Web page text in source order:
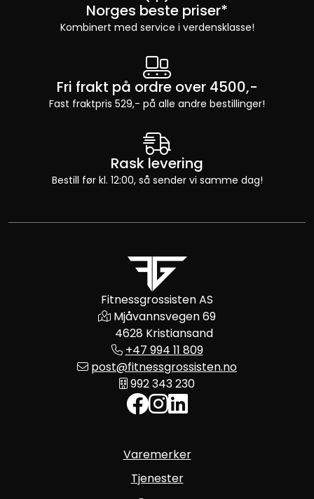
Norges beste priser*
Kombinert med service i verdensklasse!
Fri frakt på ordre over 4500,-
Fast fraktpris 529,- på alle andre bestillinger!
Rask levering
Bestill før kl. 12:00, så sender vi samme dag!
Fitnessgrossisten AS
Mjåvannsvegen 69
4628 Kristiansand
+47 994 11 809
post@fitnessgrossisten.no
992 343 230
Varemerker
Tjenester